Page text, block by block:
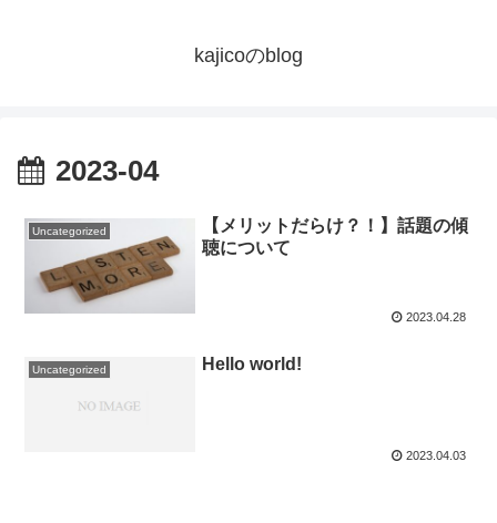
kajicoのblog
2023-04
Uncategorized
【メリットだらけ？！】話題の傾
聴について
2023.04.28
Uncategorized Hello world!
2023.04.03